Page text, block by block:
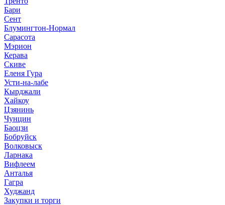
Бари
Сент
Блумингтон-Нормал
Сарасота
Мэрион
Керава
Скиве
Еленя Гура
Усти-на-лабе
Кырджали
Хайкоу
Цзянинь
Чунцин
Баоцзи
Бобруйск
Волковыск
Ларнака
Вифлеем
Анталья
Гагра
Худжанд
Закупки и торги